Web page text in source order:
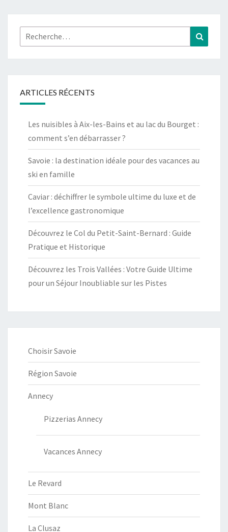
Rechercher :
ARTICLES RÉCENTS
Les nuisibles à Aix-les-Bains et au lac du Bourget :
comment s’en débarrasser ?
Savoie : la destination idéale pour des vacances au
ski en famille
Caviar : déchiffrer le symbole ultime du luxe et de
l’excellence gastronomique
Découvrez le Col du Petit-Saint-Bernard : Guide
Pratique et Historique
Découvrez les Trois Vallées : Votre Guide Ultime
pour un Séjour Inoubliable sur les Pistes
Choisir Savoie
Région Savoie
Annecy
Pizzerias Annecy
Vacances Annecy
Le Revard
Mont Blanc
La Clusaz